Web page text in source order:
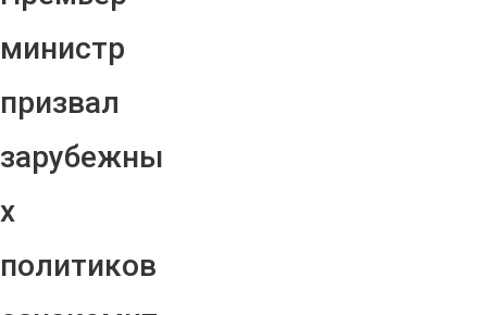
министр
призвал
зарубежны
х
политиков